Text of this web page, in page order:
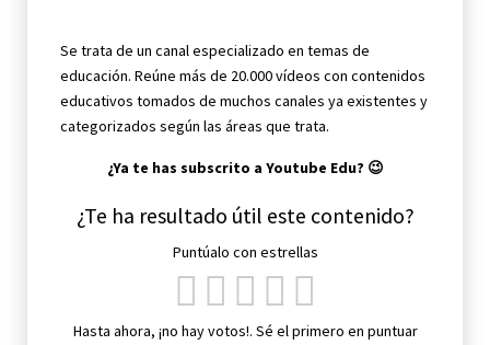
Se trata de un canal especializado en temas de
educación. Reúne más de 20.000 vídeos con contenidos
educativos tomados de muchos canales ya existentes y
categorizados según las áreas que trata.
¿Ya te has subscrito a Youtube Edu? 😉
¿Te ha resultado útil este contenido?
Puntúalo con estrellas
Hasta ahora, ¡no hay votos!. Sé el primero en puntuar